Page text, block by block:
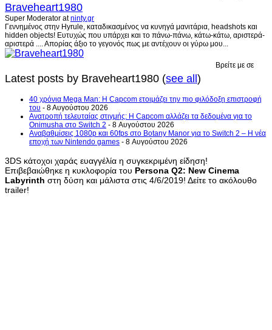
Braveheart1980
Super Moderator atninty.gr
Γεννημένος στην Hyrule, καταδικασμένος να κυνηγά μανιτάρια, headshots και
hidden objects! Ευτυχώς που υπάρχει και το πάνω-πάνω, κάτω-κάτω, αριστερά-
αριστερά .... Απορίας άξιο το γεγονός πως με αντέχουν οι γύρω μου...
Βρείτε με σε
Latest posts by Braveheart1980 (see all)
40 χρόνια Mega Man: Η Capcom ετοιμάζει την πιο φιλόδοξη επιστροφή
του - 8 Αυγούστου 2026
Ανατροπή τελευταίας στιγμής: Η Capcom αλλάζει τα δεδομένα για το
Onimusha στο Switch 2 - 8 Αυγούστου 2026
Αναβαθμίσεις 1080p και 60fps στο Botany Manor για το Switch 2 – Η νέα
εποχή των Nintendo games - 8 Αυγούστου 2026
3DS κάτοχοι χαράς ευαγγέλία η συγκεκριμένη είδηση!
Επιβεβαιώθηκε η κυκλοφορία του Persona Q2: New Cinema
Labyrinth στη δύση και μάλιστα στις 4/6/2019! Δείτε το ακόλουθο
trailer!